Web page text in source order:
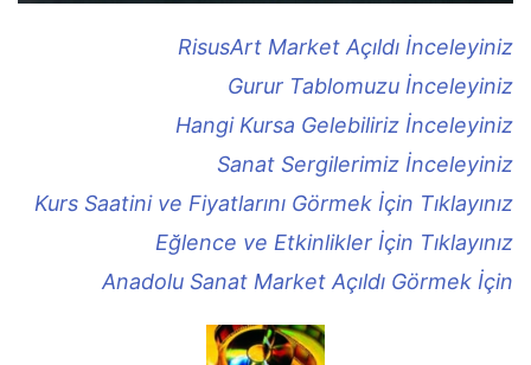
RisusArt Market Açıldı İnceleyiniz
Gurur Tablomuzu İnceleyiniz
Hangi Kursa Gelebiliriz İnceleyiniz
Sanat Sergilerimiz İnceleyiniz
Kurs Saatini ve Fiyatlarını Görmek İçin Tıklayınız
Eğlence ve Etkinlikler İçin Tıklayınız
Anadolu Sanat Market Açıldı Görmek İçin